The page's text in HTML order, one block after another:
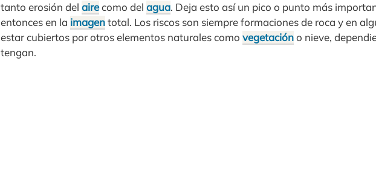
tanto erosión del airecomo del agua. Deja esto así un pico o punto más
entonces en la imagentotal. Los riscos son siempre formaciones de roca y en
estar cubiertos por otros elementos naturales como vegetacióno nieve,
tengan.